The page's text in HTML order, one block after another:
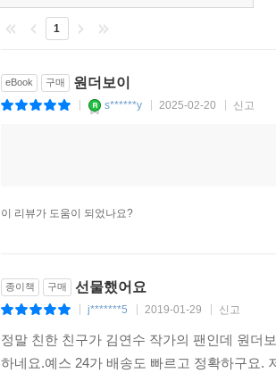
1
eBook 구매 원더보이
s******y 2025-02-20 신고
이 리뷰가 도움이 되었나요?
종이책 구매 선물했어요
j*******5 2019-01-29 신고
정말 친한 친구가 김연수 작가의 팬인데 원더
하네요.예스 24가 배송도 빠르고 정확하구요.